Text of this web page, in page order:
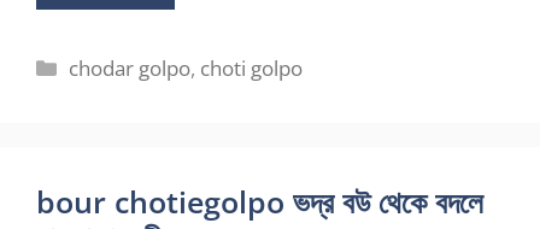
Categories
chodar golpo, choti golpo
bour chotiegolpo ভদ্র বউ থেকে বদলে